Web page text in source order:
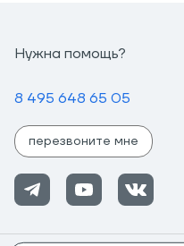
Нужна помощь?
8 495 648 65 05
перезвоните мне